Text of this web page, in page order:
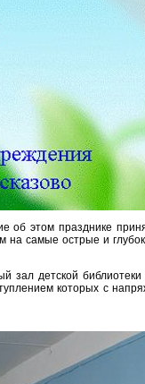
об этом празднике
самые острые и
зал детской
которых с